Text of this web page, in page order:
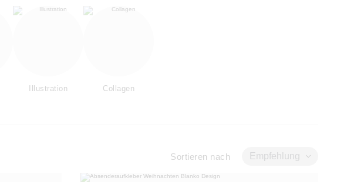
Illustration Collagen
Sortieren nach Empfehlung